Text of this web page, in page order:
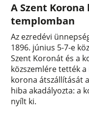
A Szent
templomban
Az ezredévi
1896. június 5-7-e
Szent Koronát és a
közszemlére tették
korona átszállítását
hiba akadályozta: a
nyílt ki.